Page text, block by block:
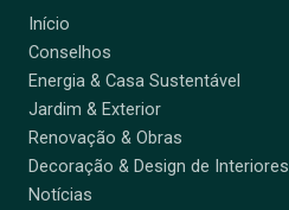
Início
Conselhos
Energia & Casa Sustentável
Jardim & Exterior
Renovação & Obras
Decoração & Design de Interiores
Notícias